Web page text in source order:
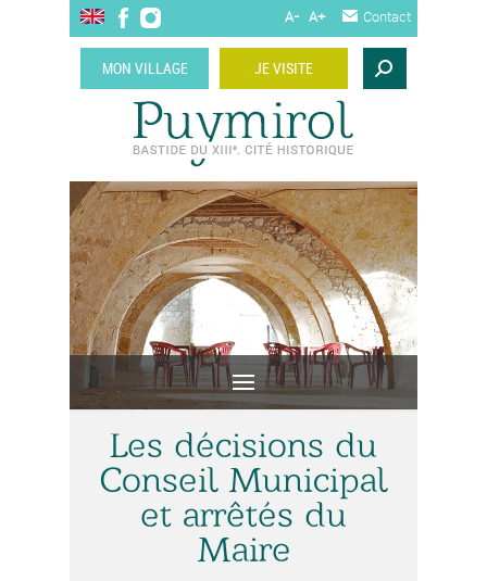
A- A+ Contact
MON VILLAGE JE VISITE
Les décisions du
Conseil Municipal
et arrêtés du
Maire